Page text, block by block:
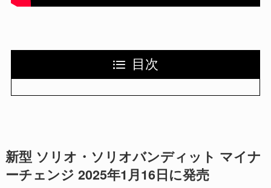
目次
新型 ソリオ・ソリオバンディット マイナ
ーチェンジ 2025年1月16日に発売